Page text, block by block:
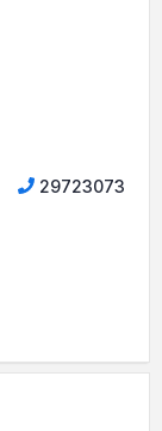
29723073